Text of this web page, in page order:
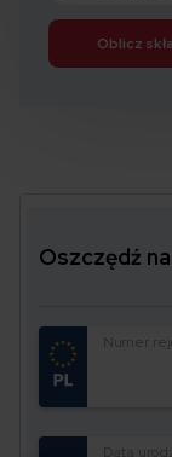
Oblicz
Oszczędź na
Numer
Data